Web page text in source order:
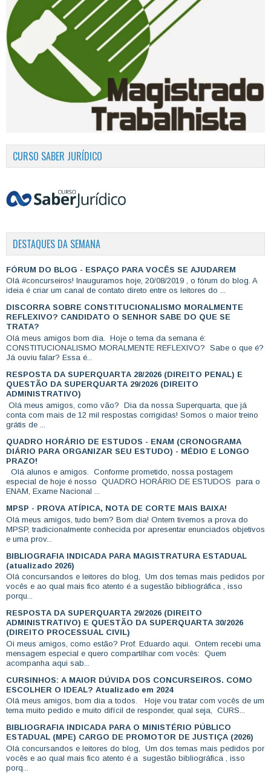
CURSO SABER JURÍDICO
DESTAQUES DA SEMANA
FÓRUM DO BLOG - ESPAÇO PARA VOCÊS SE AJUDAREM
Olá #concurseiros! Inauguramos hoje, 20/08/2019 , o fórum do blog. A
ideia é criar um canal de contato direto entre os leitores do ...
DISCORRA SOBRE CONSTITUCIONALISMO MORALMENTE
REFLEXIVO? CANDIDATO O SENHOR SABE DO QUE SE
TRATA?
Olá meus amigos bom dia. Hoje o tema da semana é:
CONSTITUCIONALISMO MORALMENTE REFLEXIVO? Sabe o que é?
Já ouviu falar? Essa é...
RESPOSTA DA SUPERQUARTA 28/2026 (DIREITO PENAL) E
QUESTÃO DA SUPERQUARTA 29/2026 (DIREITO
ADMINISTRATIVO)
Olá meus amigos, como vão? Dia da nossa Superquarta, que já
conta com mais de 12 mil respostas corrigidas! Somos o maior treino
grátis de ...
QUADRO HORÁRIO DE ESTUDOS - ENAM (CRONOGRAMA
DIÁRIO PARA ORGANIZAR SEU ESTUDO) - MÉDIO E LONGO
PRAZO!
Olá alunos e amigos. Conforme prometido, nossa postagem
especial de hoje é nosso QUADRO HORÁRIO DE ESTUDOS para o
ENAM, Exame Nacional ...
MPSP - PROVA ATÍPICA, NOTA DE CORTE MAIS BAIXA!
Olá meus amigos, tudo bem? Bom dia! Ontem tivemos a prova do
MPSP, tradicionalmente conhecida por apresentar enunciados objetivos
e uma prov...
BIBLIOGRAFIA INDICADA PARA MAGISTRATURA ESTADUAL
(atualizado 2026)
Olá concursandos e leitores do blog, Um dos temas mais pedidos por
vocês e ao qual mais fico atento é a sugestão bibliográfica , isso
porqu...
RESPOSTA DA SUPERQUARTA 29/2026 (DIREITO
ADMINISTRATIVO) E QUESTÃO DA SUPERQUARTA 30/2026
(DIREITO PROCESSUAL CIVIL)
Oi meus amigos, como estão? Prof. Eduardo aqui. Ontem recebi uma
mensagem especial e quero compartilhar com vocês: Quem
acompanha aqui sab...
CURSINHOS: A MAIOR DÚVIDA DOS CONCURSEIROS. COMO
ESCOLHER O IDEAL? Atualizado em 2024
Olá meus amigos, bom dia a todos. Hoje vou tratar com vocês de um
tema muito pedido e muito difícil de responder, qual seja, CURS...
BIBLIOGRAFIA INDICADA PARA O MINISTÉRIO PÚBLICO
ESTADUAL (MPE) CARGO DE PROMOTOR DE JUSTIÇA (2026)
Olá concursandos e leitores do blog, Um dos temas mais pedidos por
vocês e ao qual mais fico atento é a sugestão bibliográfica , isso
porq...